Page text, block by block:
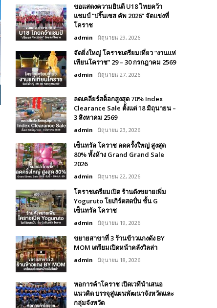
ขอแสดงความยินดี U18 ไทยคว้า
แชมป์ “ปริ๊นเซส คัพ 2026” จัดแข่งที่
โคราช
admin มิถุนายน 29, 2026
จัดยิ่งใหญ่ โคราชเตรียมเที่ยว “งานแห่
เทียนโคราช” 29 – 30 กรกฎาคม 2569
admin มิถุนายน 27, 2026
ลดเคลียร์สต็อกสูงสุด 70% Index
Clearance Sale ตั้งแต่ 18 มิถุนายน –
3 สิงหาคม 2569
admin มิถุนายน 23, 2026
เซ็นทรัล โคราช ลดครั้งใหญ่ สูงสุด
80% ทั้งห้าง Grand Grand Sale
2026
admin มิถุนายน 22, 2026
โคราชเตรียมเปิด ร้านดังขยายเพิ่ม
Yoguruto โยเกิร์ตสดปั่น ชั้น G
เซ็นทรัล โคราช
admin มิถุนายน 19, 2026
ขยายสาขาที่ 3 ร้านข้าวแกงดัง BY
MOM เตรียมเปิดหน้าคลังวิลล่า
admin มิถุนายน 18, 2026
หอการค้าโคราช เปิดเวทีนำเสนอ
แนวคิด บรรจุสู่แผนพัฒนาจังหวัดและ
กลุ่มจังหวัด